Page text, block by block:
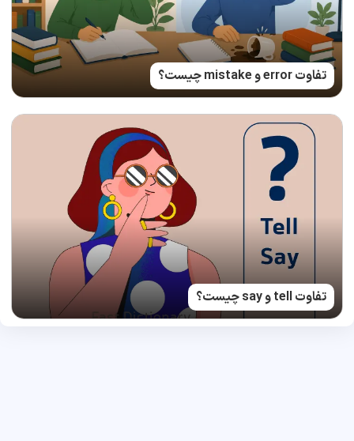
تفاوت error و mistake چیست؟
تفاوت tell و say چیست؟